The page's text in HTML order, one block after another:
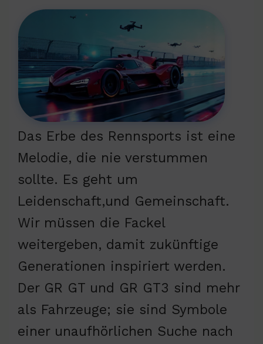
Das Erbe des Rennsports ist eine
Melodie, die nie verstummen
sollte. Es geht um
Leidenschaft,und Gemeinschaft.
Wir müssen die Fackel
weitergeben, damit zukünftige
Generationen inspiriert werden.
Der GR GT und GR GT3 sind mehr
als Fahrzeuge; sie sind Symbole
einer unaufhörlichen Suche nach